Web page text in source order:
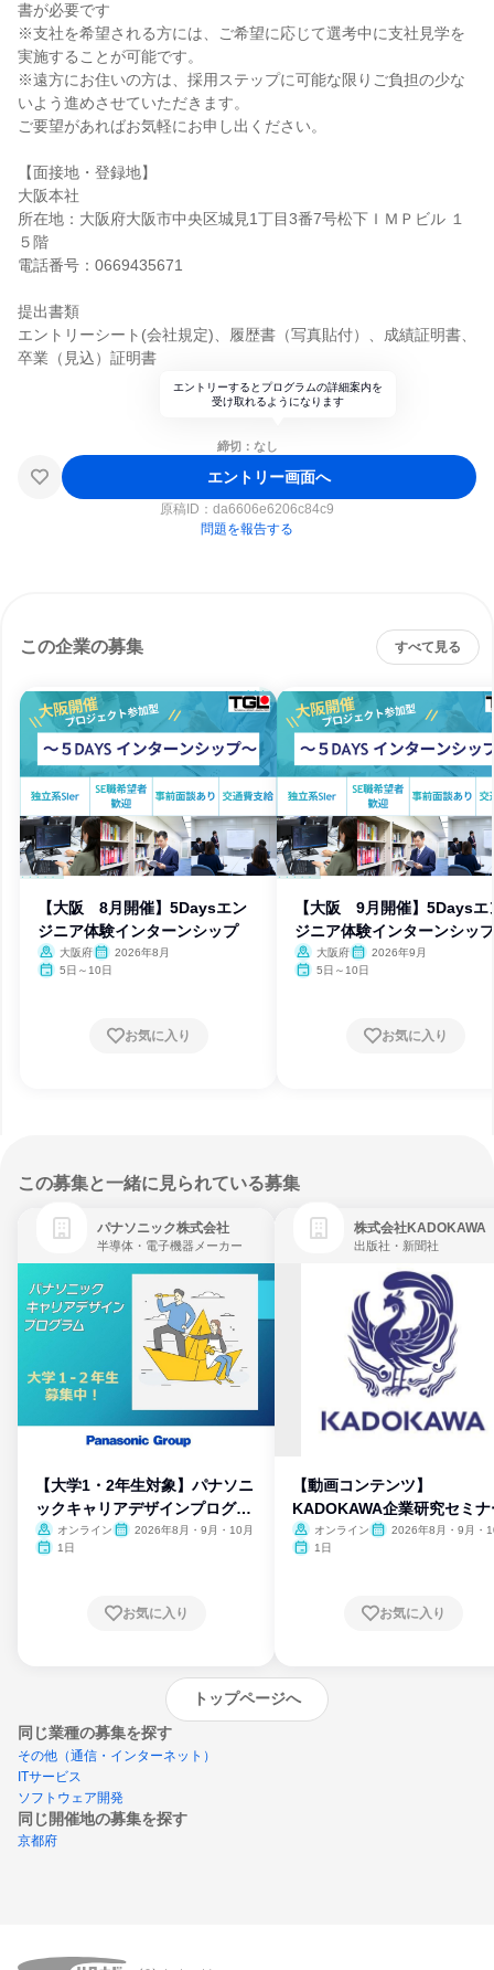
書が必要です
※支社を希望される方には、ご希望に応じて選考中に支社見学を
実施することが可能です。
※遠方にお住いの方は、採用ステップに可能な限りご負担の少な
いよう進めさせていただきます。
ご要望があればお気軽にお申し出ください。
【面接地・登録地】
大阪本社
所在地：大阪府大阪市中央区城見1丁目3番7号松下ＩＭＰビル １
５階
電話番号：0669435671
提出書類
エントリーシート(会社規定)、履歴書（写真貼付）、成績証明書、
卒業（見込）証明書
エントリーするとプログラムの詳細案内を
受け取れるようになります
締切：なし
エントリー画面へ
原稿ID： da6606e6206c84c9
問題を報告する
この企業の募集 すべて見る
【大阪 8月開催】5Daysエン
ジニア体験インターンシップ
大阪府
2026年8月
5日～10日
お気に入り
【大阪 9月開催】5Daysエ
ジニア体験インターンシップ
大阪府
2026年9月
5日～10日
お気に入り
この募集と一緒に見られている募集
パナソニック株式会社
半導体・電子機器メーカー
【大学1・2年生対象】パナソニ
ックキャリアデザインプログラ
ム
オンライン
2026年8月・9月・10月
1日
お気に入り
株式会社KADOKAWA
出版社・新聞社
【動画コンテンツ】
KADOKAWA企業研究セミナ
オンライン
2026年8月・9月・
1日
お気に入り
トップページへ
同じ業種の募集を探す
その他（通信・インターネット）
ITサービス
ソフトウェア開発
同じ開催地の募集を探す
京都府